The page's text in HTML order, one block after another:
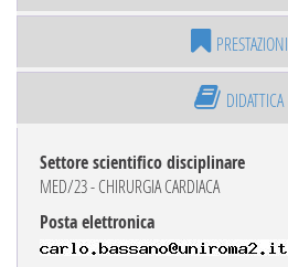
PRESTAZIONI
DIDATTICA
Settore scientifico disciplinare
MED/23 - CHIRURGIA CARDIACA
Posta elettronica